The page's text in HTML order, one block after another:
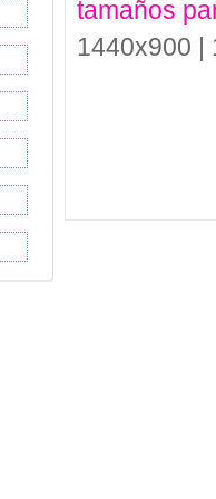
tamaños
1440x900 |